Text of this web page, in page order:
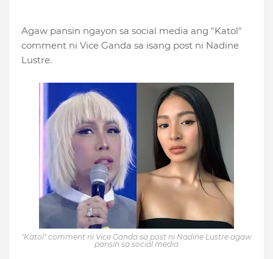
Agaw pansin ngayon sa social media ang "Katol"
comment ni Vice Ganda sa isang post ni Nadine
Lustre.
"Katol" comment ni Vice Ganda sa post ni Nadine Lustre agaw
pansin sa social media